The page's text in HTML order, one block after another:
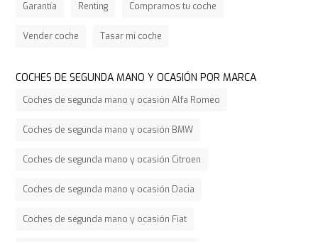
Garantía Renting Compramos tu coche
Vender coche Tasar mi coche
COCHES DE SEGUNDA MANO Y OCASIÓN POR MARCA
Coches de segunda mano y ocasión Alfa Romeo
Coches de segunda mano y ocasión BMW
Coches de segunda mano y ocasión Citroen
Coches de segunda mano y ocasión Dacia
Coches de segunda mano y ocasión Fiat